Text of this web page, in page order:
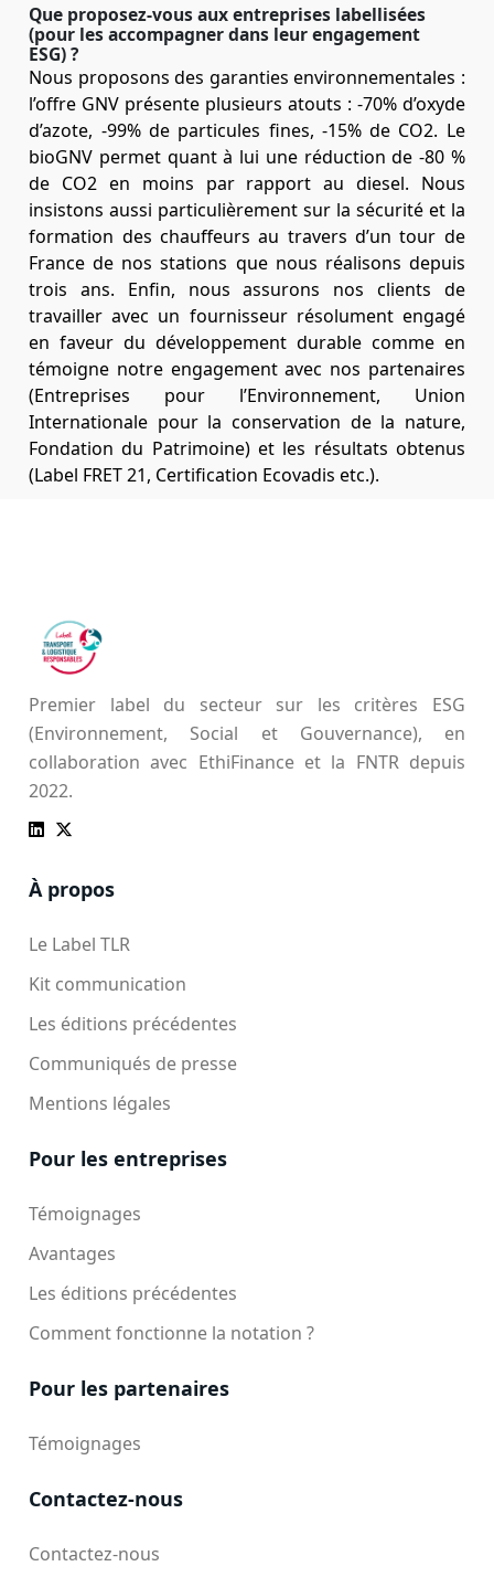
Que proposez-vous aux entreprises labellisées
(pour les accompagner dans leur engagement
ESG) ?
Nous proposons des garanties environnementales :
l’offre GNV présente plusieurs atouts : -70% d’oxyde
d’azote, -99% de particules fines, -15% de CO2. Le
bioGNV permet quant à lui une réduction de -80 %
de CO2 en moins par rapport au diesel. Nous
insistons aussi particulièrement sur la sécurité et la
formation des chauffeurs au travers d’un tour de
France de nos stations que nous réalisons depuis
trois ans. Enfin, nous assurons nos clients de
travailler avec un fournisseur résolument engagé
en faveur du développement durable comme en
témoigne notre engagement avec nos partenaires
(Entreprises pour l’Environnement, Union
Internationale pour la conservation de la nature,
Fondation du Patrimoine) et les résultats obtenus
(Label FRET 21, Certification Ecovadis etc.).
Premier label du secteur sur les critères ESG
(Environnement, Social et Gouvernance), en
collaboration avec EthiFinance et la FNTR depuis
2022.
À propos
Le Label TLR
Kit communication
Les éditions précédentes
Communiqués de presse
Mentions légales
Pour les entreprises
Témoignages
Avantages
Les éditions précédentes
Comment fonctionne la notation ?
Pour les partenaires
Témoignages
Contactez-nous
Contactez-nous